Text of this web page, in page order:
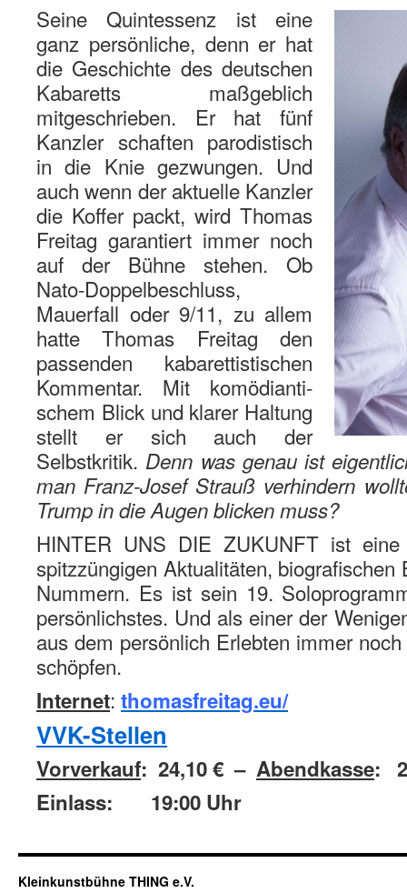
Seine Quintessenz ist eine
ganz persönliche, denn er hat
die Geschichte des deutschen
Kabaretts maßgeblich
mitgeschrieben. Er hat fünf
Kanzler schaften parodistisch
in die Knie gezwungen. Und
auch wenn der aktuelle Kanzler
die Koffer packt, wird Thomas
Freitag garantiert immer noch
auf der Bühne stehen. Ob
Nato-Doppelbeschluss,
Mauerfall oder 9/11, zu allem
hatte Thomas Freitag den
passenden kabarettistischen
Kommentar. Mit komödianti-
schem Blick und klarer Haltung
stellt er sich auch der
Selbstkritik. Denn was genau ist
man Franz-Josef Strauß verhindern
Trump in die Augen blicken muss?
HINTER UNS DIE ZUKUNFT ist
spitzzüngigen Aktualitäten,
Nummern. Es ist sein 19.
persönlichstes. Und als einer der
aus dem persönlich Erlebten immer
schöpfen.
Internet: thomasfreitag.eu/
VVK-Stellen
Vorverkauf: 24,10 € – Abendkasse:
Einlass: 19:00 Uhr
Kleinkunstbühne THING e.V.